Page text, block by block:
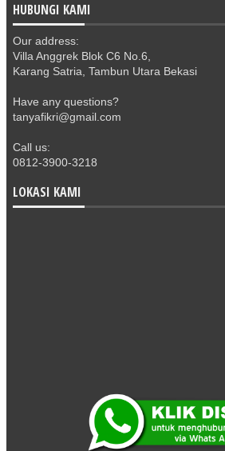
HUBUNGI KAMI
Our address:
Villa Anggrek Blok C6 No.6,
Karang Satria, Tambun Utara Bekasi
Have any questions?
tanyafikri@gmail.com
Call us:
0812-3900-3218
LOKASI KAMI